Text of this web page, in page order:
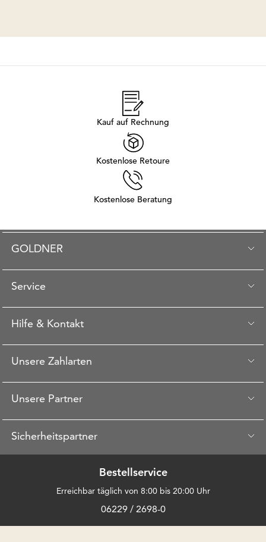
Kauf auf Rechnung
Kostenlose Retoure
Kostenlose Beratung
GOLDNER
Service
Hilfe & Kontakt
Unsere Zahlarten
Unsere Partner
Sicherheitspartner
Bestellservice
Erreichbar täglich von 8:00 bis 20:00 Uhr
06229 / 2698-0